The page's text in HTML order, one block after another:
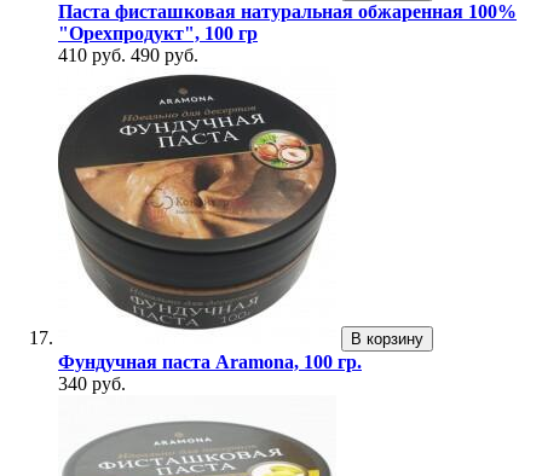
Паста фисташковая натуральная обжаренная 100%
"Орехпродукт", 100 гр
410 руб. 490 руб.
В корзину
Фундучная паста Aramona, 100 гр.
340 руб.